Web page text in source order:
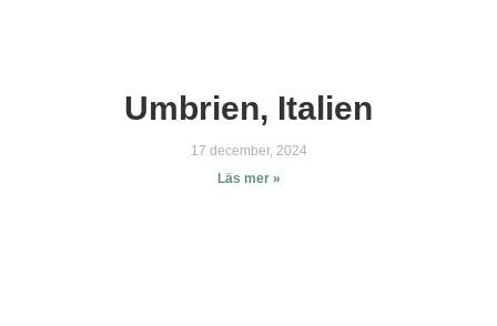
Umbrien, Italien
17 december, 2024
Läs mer »